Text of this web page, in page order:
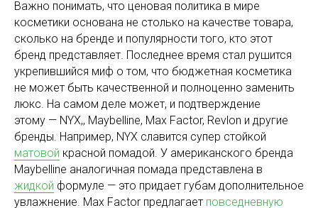
Важно понимать, что ценовая политика в мире
косметики основана не столько на качестве товара,
сколько на бренде и популярности того, кто этот
бренд представляет. Последнее время стал рушится
укрепившийся миф о том, что бюджетная косметика
не может быть качественной и полноценно заменить
люкс. На самом деле может, и подтверждение
этому — NYX,, Maybelline, Max Factor, Revlon и другие
бренды. Например, NYX славится супер стойкой
матовой красной помадой. У американского бренда
Maybelline аналогичная помада представлена в
жидкой формуле — это придает губам дополнительное
увлажнение. Max Factor предлагает повседневную